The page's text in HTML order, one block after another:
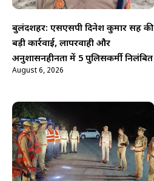
बुलंदशहर: एसएसपी दिनेश कुमार सिंह की
बड़ी कार्रवाई, लापरवाही और
अनुशासनहीनता में 5 पुलिसकर्मी निलंबित
August 6, 2026